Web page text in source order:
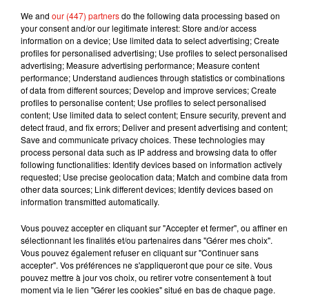
Publié : 1er avril 2019 à 9h39 par Diane
Thibaudier
concept remporte un franc succès : elle fabrique
pas moins de 1000 diamants de ce genre chaque
année. Et pourtant, il faut avoir de quoi les payer !
Pour obtenir une pierre d'un demi-carrat, taillée, il
faut compter pas moins de 4000 euros.
En France, il va falloir patienter un peu pour
posséder ce genre de pierre précieuse
commémorative. Dans notre pays, transformer les
cendres d'un proche en diamant est tout
simplement interdit ! Les deux seules options
autorisées en France en matière de funérailles
sont l'inhumation et l'incinération.
Mundo Latino
We and our (447) partnersdo the following data processing based on
your consent and/or our legitimate interest: Store and/or access
information on a device; Use limited data to select advertising; Create
profiles for personalised advertising; Use profiles to select personalised
advertising; Measure advertising performance; Measure content
performance; Understand audiences through statistics or combinations
of data from different sources; Develop and improve services; Create
profiles to personalise content; Use profiles to select personalised
content; Use limited data to select content; Ensure security, prevent and
detect fraud, and fix errors; Deliver and present advertising and content;
Save and communicate privacy choices. These technologies may
process personal data such as IP address and browsing data to offer
following functionalities: Identify devices based on information actively
requested; Use precise geolocation data; Match and combine data from
other data sources; Link different devices; Identify devices based on
information transmitted automatically.
Vous pouvez accepter en cliquant sur "Accepter et fermer", ou affiner en
sélectionnant les finalités et/ou partenaires dans "Gérer mes choix".
Vous pouvez également refuser en cliquant sur "Continuer sans
accepter". Vos préférences ne s'appliqueront que pour ce site. Vous
pouvez mettre à jour vos choix, ou retirer votre consentement à tout
moment via le lien "Gérer les cookies" situé en bas de chaque page.